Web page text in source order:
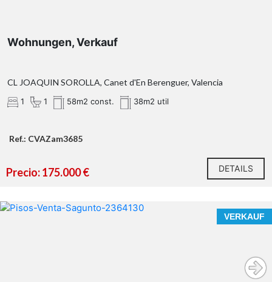
Wohnungen, Verkauf
CL JOAQUIN SOROLLA, Canet d'En Berenguer, Valencia
1 1 58m2 const. 38m2 util
Ref.: CVAZam3685
Precio: 175.000 € DETAILS
VERKAUF